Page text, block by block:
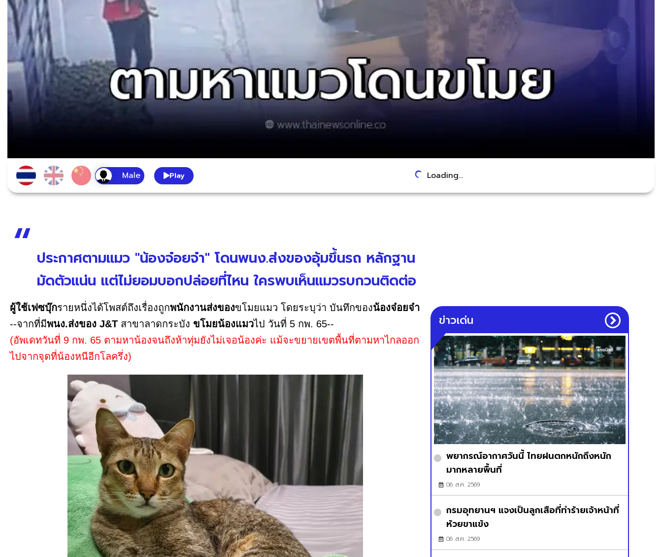
Play Loading...
ประกาศตามแมว "น้องจ๋อยจ๋า" โดนพนง.ส่งของอุ้มขึ้นรถ หลักฐาน
มัดตัวแน่น แต่ไม่ยอมบอกปล่อยที่ไหน ใครพบเห็นแมวรบกวนติดต่อ
ผู้ใช้เฟซบุ๊กรายหนึ่งได้โพสต์ถึงเรื่องถูกพนักงานส่งของขโมยแมว โดยระบุว่า บันทึกของน้องจ๋อยจ๋า
--จากที่มีพนง.ส่งของ J&T สาขาลาดกระบัง ขโมยน้องแมวไป วันที่ 5 กพ. 65--
(อัพเดทวันที่ 9 กพ. 65 ตามหาน้องจนถึงห้าทุ่มยังไม่เจอน้องค่ะ แม้จะขยายเขตพื้นที่ตามหาไกลออก
ไปจากจุดที่น้องหนีอีกโลครึ่ง)
ข่าวเด่น
พยากรณ์อากาศวันนี้ ไทยฝนตกหนักถึงหนัก
มากหลายพื้นที่
06 ส.ค. 2569
กรมอุทยานฯ แจงเป็นลูกเสือที่ทำร้ายเจ้าหน้าที่
ห้วยขาแข้ง
06 ส.ค. 2569